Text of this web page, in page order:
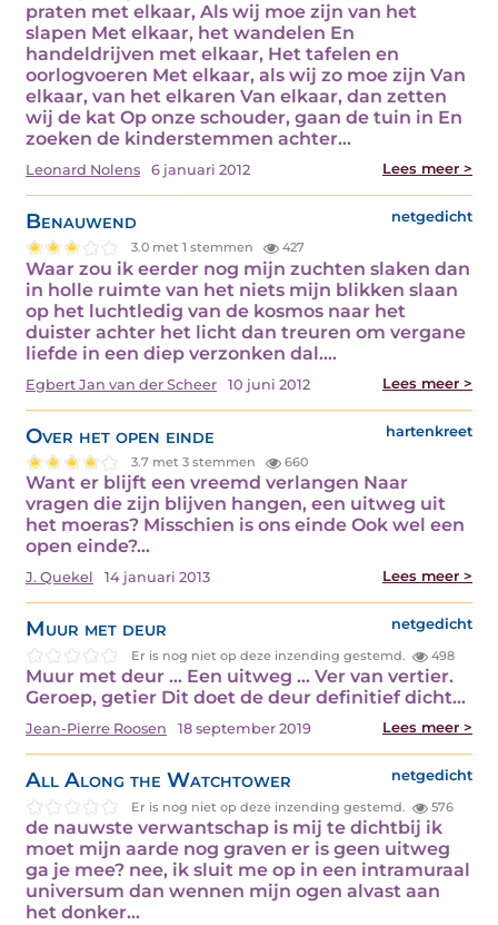
praten met elkaar, Als wij moe zijn van het
slapen Met elkaar, het wandelen En
handeldrijven met elkaar, Het tafelen en
oorlogvoeren Met elkaar, als wij zo moe zijn Van
elkaar, van het elkaren Van elkaar, dan zetten
wij de kat Op onze schouder, gaan de tuin in En
zoeken de kinderstemmen achter…
Leonard Nolens 6 januari 2012 Lees meer >
Benauwend netgedicht
3.0 met 1 stemmen 427
Waar zou ik eerder nog mijn zuchten slaken dan
in holle ruimte van het niets mijn blikken slaan
op het luchtledig van de kosmos naar het
duister achter het licht dan treuren om vergane
liefde in een diep verzonken dal.…
Egbert Jan van der Scheer 10 juni 2012 Lees meer >
Over het open einde hartenkreet
3.7 met 3 stemmen 660
Want er blijft een vreemd verlangen Naar
vragen die zijn blijven hangen, een uitweg uit
het moeras? Misschien is ons einde Ook wel een
open einde?…
J. Quekel 14 januari 2013 Lees meer >
Muur met deur netgedicht
Er is nog niet op deze inzending gestemd. 498
Muur met deur … Een uitweg … Ver van vertier.
Geroep, getier Dit doet de deur definitief dicht…
Jean-Pierre Roosen 18 september 2019 Lees meer >
All Along the Watchtower netgedicht
Er is nog niet op deze inzending gestemd. 576
de nauwste verwantschap is mij te dichtbij ik
moet mijn aarde nog graven er is geen uitweg
ga je mee? nee, ik sluit me op in een intramuraal
universum dan wennen mijn ogen alvast aan
het donker…